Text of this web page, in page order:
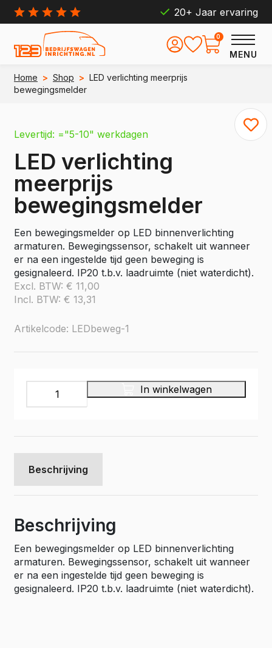
20+ Jaar ervaring
MENU
0
Home > Shop > LED verlichting meerprijs
bewegingsmelder
Levertijd: ="5-10" werkdagen
LED verlichting
meerprijs
bewegingsmelder
Een bewegingsmelder op LED binnenverlichting
armaturen. Bewegingssensor, schakelt uit wanneer
er na een ingestelde tijd geen beweging is
gesignaleerd. IP20 t.b.v. laadruimte (niet waterdicht).
Excl. BTW: € 11,00
Incl. BTW: € 13,31
Artikelcode: LEDbeweg-1
verlichting
In winkelwagen
Beschrijving
Beschrijving
Een bewegingsmelder op LED binnenverlichting
armaturen. Bewegingssensor, schakelt uit wanneer
er na een ingestelde tijd geen beweging is
gesignaleerd. IP20 t.b.v. laadruimte (niet waterdicht).